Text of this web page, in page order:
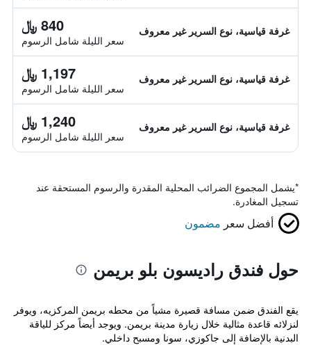
غرفة قياسية، نوع السرير غير معروف 840 ﷼
سعر الليلة شامل الرسوم
غرفة قياسية، نوع السرير غير معروف 1,197 ﷼
سعر الليلة شامل الرسوم
غرفة قياسية، نوع السرير غير معروف 1,240 ﷼
سعر الليلة شامل الرسوم
*يشمل المجموع الضرائب المحلية المقدرة والرسوم المستحقة عند
تسجيل المغادرة.
أفضل سعر مضمون
حول فندق راديسون بلو بريمن
يقع الفندق ضمن مسافة قصيرة مشياً من محطه بريمن المركزيه، ويوفر
لنزلائه قاعدة مثالية خلال زيارة مدينة بريمن. ويوجد أيضاً مركز للياقة
البدنية بالإضافة إلى جاكوزي، سونا ومسبح داخلي.